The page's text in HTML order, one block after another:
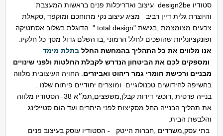
סטודיו design2be עיצוב ואדריכלות פנים בראשות המעצבת
והיוצרת גלית דיין רביב מציג עיצוב נקי מתוחכם ומוקפד ,סקאלת
צבעים מצומצמת ,בגישת "total design " הדוגלת בשלוב אסתטיקה
ופונקציונליות שהופכים לחלל הרמוני ,בו השלם גדול מסך כל חלקיו.
אנו מלווים את כל התהליך בהמחשת החלל בתלת מימד
ומספקים לכם את הביטחון הנדרש לקבלת החלטות ולפני שינויים
מבניים ורכישת חומרי גמר ריהוט ואביזרים . החויה העיצובית מלווה
בחשיפה לחידושים טכנולוגיים ומוצרים יחודיים פיתוח שלנו .
בנייה פרטית ,רוכשי דירות קבלן,משפצים,תמ״א 38- הסטודיו מלווה
את תהליך הבנייה החל מסקיצות לפני היתרים ועד הום סטיילינג
והלבשת הבית.
בתי עסק,משרדים ,חברות הייטק - הסטודיו עוסק בעיצוב פנים